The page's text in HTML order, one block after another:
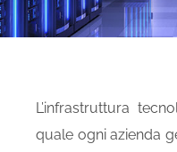
L’infrastruttura
quale ogni azienda